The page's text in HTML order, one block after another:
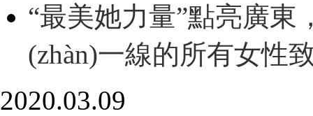
“最美她力量”點亮廣東
(zhàn)一線的所有女性
2020.03.09